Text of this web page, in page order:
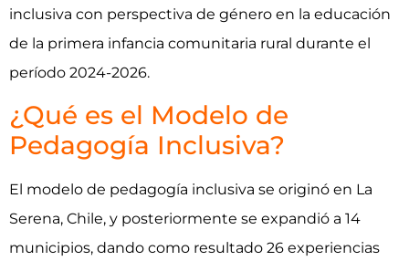
inclusiva con perspectiva de género en la educación
de la primera infancia comunitaria rural durante el
período 2024-2026.
¿Qué es el Modelo de
Pedagogía Inclusiva?
El modelo de pedagogía inclusiva se originó en La
Serena, Chile, y posteriormente se expandió a 14
municipios, dando como resultado 26 experiencias